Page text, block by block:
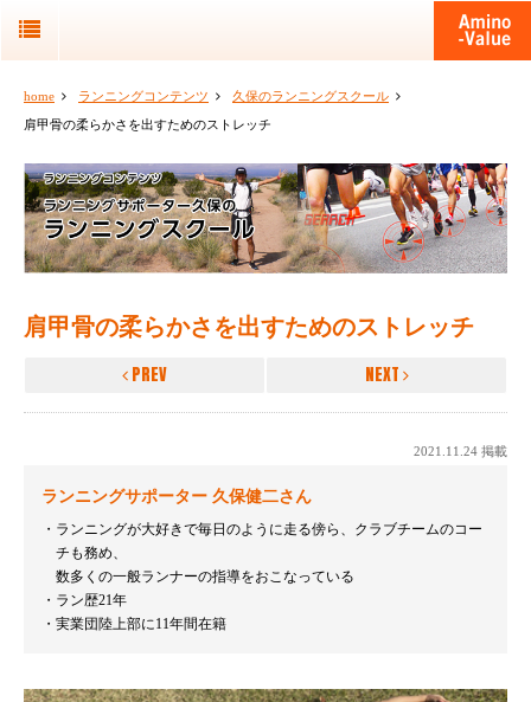
home ランニングコンテンツ
久保のランニングスクール
肩甲骨の柔らかさを出すためのストレッチ
肩甲骨の柔らかさを出すためのストレッチ
PREV NEXT
2021.11.24 掲載
ランニングサポーター 久保健二さん
ランニングが大好きで毎日のように走る傍ら、クラブチームのコー
チも務め、
数多くの一般ランナーの指導をおこなっている
ラン歴21年
実業団陸上部に11年間在籍